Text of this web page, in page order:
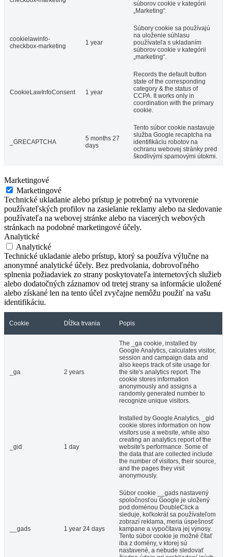
súborov cookie v kategórii
„Marketing“.
cookielawinfo-
checkbox-marketing
1 year
Súbory cookie sa používajú
na uloženie súhlasu
používateľa s ukladaním
súborov cookie v kategórii
„marketing“.
CookieLawInfoConsent 1 year
Records the default button
state of the corresponding
category & the status of
CCPA. It works only in
coordination with the primary
cookie.
_GRECAPTCHA
5 months 27
days
Tento súbor cookie nastavuje
služba Google recaptcha na
identifikáciu robotov na
ochranu webovej stránky pred
škodlivými spamovými útokmi.
Marketingové
Marketingové
Technické ukladanie alebo prístup je potrebný na vytvorenie
používateľských profilov na zasielanie reklamy alebo na sledovanie
používateľa na webovej stránke alebo na viacerých webových
stránkach na podobné marketingové účely.
Analytické
Analytické
Technické ukladanie alebo prístup, ktorý sa používa výlučne na
anonymné analytické účely. Bez predvolania, dobrovoľného
splnenia požiadaviek zo strany poskytovateľa internetových služieb
alebo dodatočných záznamov od tretej strany sa informácie uložené
alebo získané len na tento účel zvyčajne nemôžu použiť na vašu
identifikáciu.
Cookie Dĺžka trvania Popis
_ga 2 years
The _ga cookie, installed by
Google Analytics, calculates visitor,
session and campaign data and
also keeps track of site usage for
the site's analytics report. The
cookie stores information
anonymously and assigns a
randomly generated number to
recognize unique visitors.
_gid 1 day
Installed by Google Analytics, _gid
cookie stores information on how
visitors use a website, while also
creating an analytics report of the
website's performance. Some of
the data that are collected include
the number of visitors, their source,
and the pages they visit
anonymously.
__gads 1 year 24 days
Súbor cookie __gads nastavený
spoločnosťou Google je uložený
pod doménou DoubleClick a
sleduje, koľkokrát sa používateľom
zobrazí reklama, meria úspešnosť
kampane a vypočítava jej výnosy.
Tento súbor cookie je možné čítať
iba z domény, v ktorej sú
nastavené, a nebude sledovať